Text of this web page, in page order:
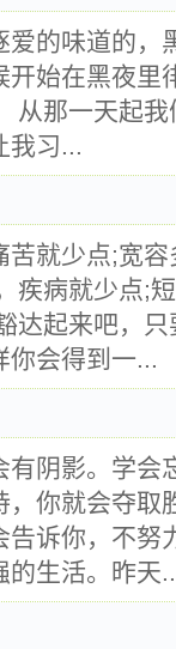
的味道的，
始在黑夜里
从那一天起
我习...
苦就少点;宽
疾病就少点;
达起来吧，
你会得到一...
阴影。学会
你就会夺取
诉你，不努
的生活。昨天